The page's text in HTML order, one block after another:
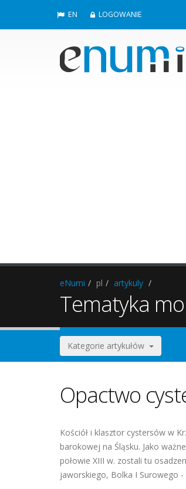
EN LOGOWANIE
eNumi pl artykuly
Tematyka
Kategorie artykułów
Opactwo
Kościół i klasztor cystersów w
barokowej na Śląsku. Jako
połowie XIII w. zostali tu
jaworskiego, Bolka I Surowego